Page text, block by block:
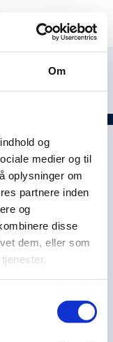
Om
og
medier og til
oplysninger om
partnere inden
og
disse
dem, eller som